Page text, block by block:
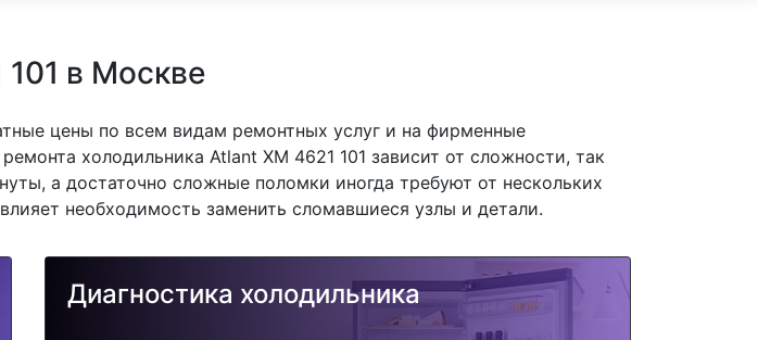
в Москве
цены по всем видам ремонтных услуг и на фирменные
холодильника Atlant XM 4621 101 зависит от сложности, так
а достаточно сложные поломки иногда требуют от нескольких
необходимость заменить сломавшиеся узлы и детали.
Диагностика холодильника